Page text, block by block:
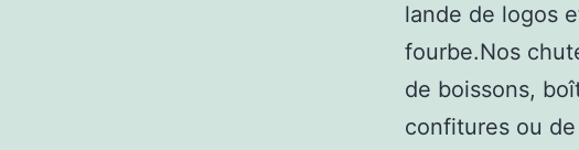
lande de logos
fourbe.Nos
de boissons,
confitures ou